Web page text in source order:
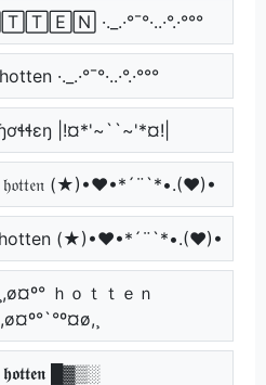
·._.·°¯°·..·°.·°°°
hotten ·._.·°¯°·..·°.·°°°
|!¤*'~``~'*¤!|
(★)•♥•*´¨`*•.(♥)•
(★)•♥•*´¨`*•.(♥)•
ｈｏｔｔｅｎ
█▓▒░